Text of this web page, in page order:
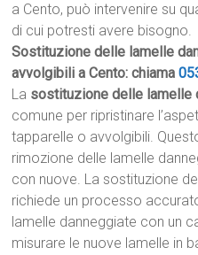
a Cento, può intervenire su
di cui potresti avere bisogno.
Sostituzione delle lamelle
avvolgibili a Cento: chiama
La sostituzione delle lamelle
comune per ripristinare
tapparelle o avvolgibili.
rimozione delle lamelle
con nuove. La sostituzione
richiede un processo
lamelle danneggiate con un
misurare le nuove lamelle in